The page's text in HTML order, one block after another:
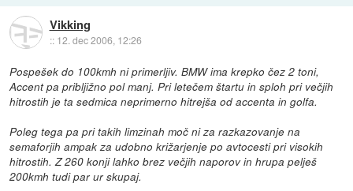
Vikking
:: 12. dec 2006, 12:26
Pospešek do 100kmh ni primerljiv. BMW ima krepko čez 2 toni,
Accent pa pribljižno pol manj. Pri letečem štartu in sploh pri večjih
hitrostih je ta sedmica neprimerno hitrejša od accenta in golfa.
Poleg tega pa pri takih limzinah moč ni za razkazovanje na
semaforjih ampak za udobno križarjenje po avtocesti pri visokih
hitrostih. Z 260 konji lahko brez večjih naporov in hrupa pelješ
200kmh tudi par ur skupaj.